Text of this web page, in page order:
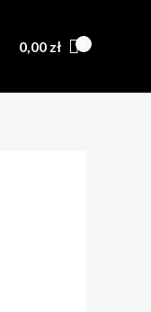
0,00 zł